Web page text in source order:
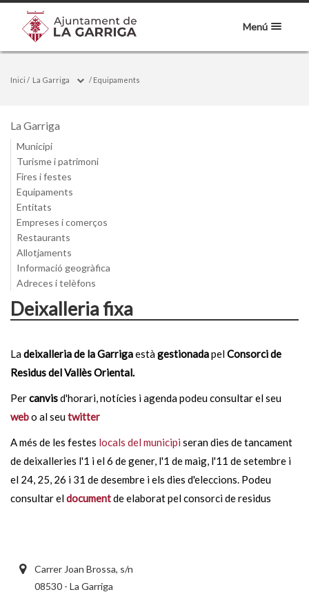
Menú
Inici / La Garriga / Equipaments
La Garriga
Municipi
Turisme i patrimoni
Fires i festes
Equipaments
Entitats
Empreses i comerços
Restaurants
Allotjaments
Informació geogràfica
Adreces i telèfons
Deixalleria fixa
Ladeixalleria de la GarrigaestàgestionadapelConsorci de
Residus del Vallès Oriental.
Percanvisd'horari, notícies i agenda podeu consultar el seu
webo al seutwitter
A més de les festes locals del municipi seran dies de tancament
de deixalleries l'1 i el 6 de gener, l'1 de maig, l'11 de setembre i
el 24, 25, 26 i 31 de desembre i els dies d'eleccions. Podeu
consultar eldocumentde elaborat pel consorci de residus
Carrer Joan Brossa, s/n
08530 - La Garriga